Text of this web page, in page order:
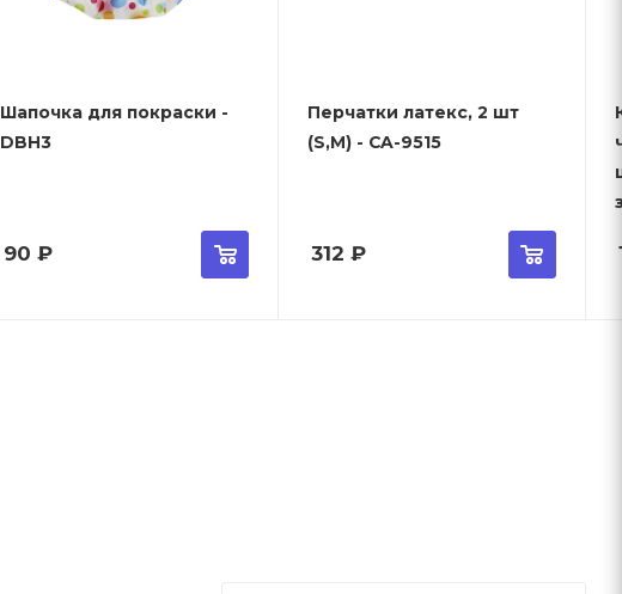
Шапочка для покраски -
DBH3
90 ₽
Перчатки латекс, 2 шт
(S,M) - CA-9515
312 ₽